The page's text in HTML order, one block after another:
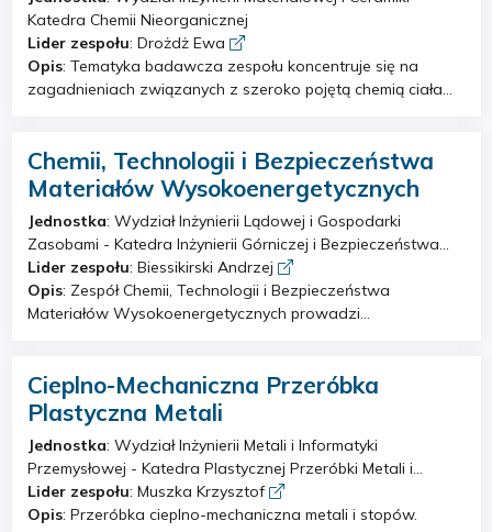
nanostruktury materiałów, metrologia. - Zastosowanie
uczenia maszynowego oraz sztucznej inteligencji w
tomografii oraz mikroskopii elektronowej.
powstawania wtrąceń niemetalicznych. 5) Regeneracja mas
formierskich, wytwarzanie form i rdzeni metodą addytywną.
6) Badania nanocząstek metali pod kątem ich potencjalnego
zastosowania, jako biosensory i nośniki leków. 7)
Badania dzieł sztuki metodami spektroskopii molekularnej.
10) Spektroskopowe badania struktur molekularnych.
Katedra Chemii Nieorganicznej
Lider zespołu : Drożdż Ewa
Opis: Tematyka badawcza zespołu koncentruje się na
zagadnieniach związanych z szeroko pojętą chemią ciała
nanostrukturalnych materiałów tlenkowych oraz
kompozytowych do zastosowań katalitycznych oraz
elektrochemicznych. Członkowie zespołu specjalizują się w
charakterystyce właściwości utleniająco-redukujących,
elektrycznych oraz katalitycznych materiałów do
zastosowań w konwersji energii oraz katalizie
środowiskowej.
Chemii, Technologii i Bezpieczeństwa
Materiałów Wysokoenergetycznych
Jednostka: Wydział Inżynierii Lądowej i Gospodarki
Zasobami - Katedra Inżynierii Górniczej i Bezpieczeństwa
Pracy
Lider zespołu : Biessikirski Andrzej
Opis: Zespół Chemii, Technologii i Bezpieczeństwa
Materiałów Wysokoenergetycznych prowadzi
wybuchowych, ze szczególnym uwzględnieniem ich
zastosowań w górnictwie. Działalność zespołu obejmuje
kompleksowe prace badawczo-rozwojowe ukierunkowane
na poznanie właściwości fizykochemicznych i parametrów
detonacyjnych materiałów wysokoenergetycznych,
optymalizację ich składu chemicznego, doskonalenie
technologii produkcji oraz poprawę bezpieczeństwa ich
Cieplno-Mechaniczna Przeróbka
Plastyczna Metali
Jednostka: Wydział Inżynierii Metali i Informatyki
Przemysłowej - Katedra Plastycznej Przeróbki Metali i
Metalurgii Ekstrakcyjnej
Lider zespołu : Muszka Krzysztof
Opis: Przeróbka cieplno-mechaniczna metali i stopów.